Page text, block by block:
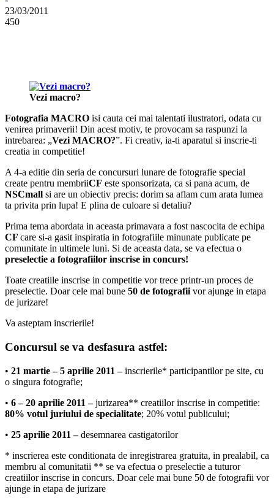
23/03/2011
450
Vezi macro?
Fotografia MACRO isi cauta cei mai talentati ilustratori, odata cu
venirea primaverii! Din acest motiv, te provocam sa raspunzi la
intrebarea: „Vezi MACRO?”. Fi creativ, ia-ti aparatul si inscrie-ti
creatia in competitie!
A 4-a editie din seria de concursuri lunare de fotografie special
create pentru membriiCF este sponsorizata, ca si pana acum, de
NSCmall si are un obiectiv precis: dorim sa aflam cum arata lumea
ta privita prin lupa! E plina de culoare si detaliu?
Prima tema abordata in aceasta primavara a fost nascocita de echipa
CF care si-a gasit inspiratia in fotografiile minunate publicate pe
comunitate in ultimele luni. Si de aceasta data, se va efectua o
preselectie a fotografiilor inscrise in concurs!
Toate creatiile inscrise in competitie vor trece printr-un proces de
preselectie. Doar cele mai bune 50 de fotografii vor ajunge in etapa
de jurizare!
Va asteptam inscrierile!
Concursul se va desfasura astfel:
• 21 martie – 5 aprilie 2011 –inscrierile* participantilor pe site, cu
o singura fotografie;
• 6 – 20 aprilie 2011 –jurizarea** creatiilor inscrise in competitie:
80% votul juriului de specialitate; 20% votul publicului;
• 25 aprilie 2011 –desemnarea castigatorilor
* inscrierea este conditionata de inregistrarea gratuita, in prealabil, ca
membru al comunitatii ** se va efectua o preselectie a tuturor
creatiilor inscrise in concurs. Doar cele mai bune 50 de fotografii vor
ajunge in etapa de jurizare